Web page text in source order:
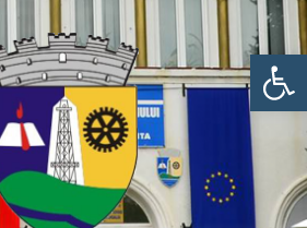
Deschide bara de unelte